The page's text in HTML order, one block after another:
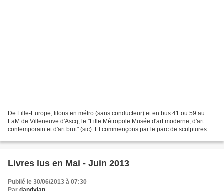
De Lille-Europe, filons en métro (sans conducteur) et en bus 41 ou 59 au
LaM de Villeneuve d'Ascq, le "Lille Métropole Musée d'art moderne, d'art
contemporain et d'art brut" (sic). Et commençons par le parc de sculptures
Livres lus en Mai - Juin 2013
Publié le 30/06/2013 à 07:30